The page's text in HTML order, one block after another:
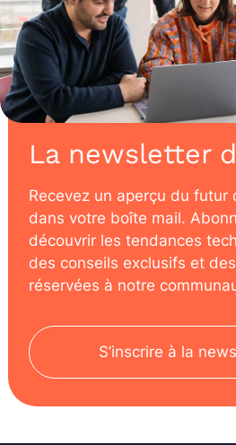
La newsletter
Recevez un aperçu du futur
dans votre boîte mail.
découvrir les tendances
des conseils exclusifs et
réservées à notre
S’inscrire à la